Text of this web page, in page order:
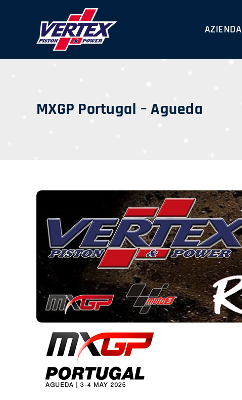
AZIENDA
MXGP Portugal – Agueda